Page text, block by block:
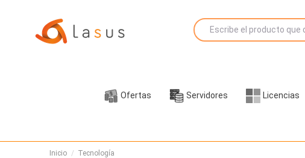
Ofertas Servidores Licencias
Inicio Tecnología